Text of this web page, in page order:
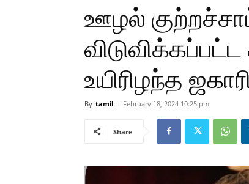
ஊழல்
விடுவிக்கப்பட்ட
உயிரிழந்த
By tamil - February 18, 2024 10:25 pm
Share